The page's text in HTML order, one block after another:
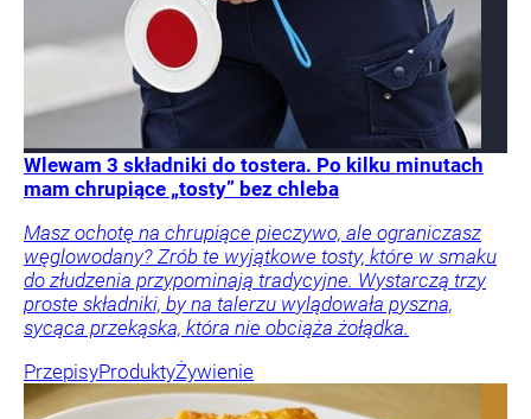
Wlewam 3 składniki do tostera. Po kilku minutach
mam chrupiące „tosty” bez chleba
Masz ochotę na chrupiące pieczywo, ale ograniczasz
węglowodany? Zrób te wyjątkowe tosty, które w smaku
do złudzenia przypominają tradycyjne. Wystarczą trzy
proste składniki, by na talerzu wylądowała pyszna,
sycąca przekąska, która nie obciąża żołądka.
PrzepisyProduktyŻywienie